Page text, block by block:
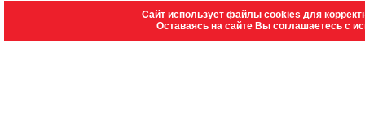
Сайт использует файлы cookies для
Оставаясь на сайте Вы соглашаетесь с